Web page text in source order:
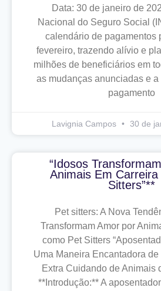
Data: 30 de janeiro de
Nacional do Seguro Social
calendário de pagamentos
fevereiro, trazendo alívio e
milhões de beneficiários em
as mudanças anunciadas e
pagamento
Lavignia Campos 30 de
“Idosos
Animais Em
Sitters”**
Pet sitters: A Nova
Transformam Amor por
como Pet Sitters
Uma Maneira Encantadora
Extra Cuidando de Animais
**Introdução:** A